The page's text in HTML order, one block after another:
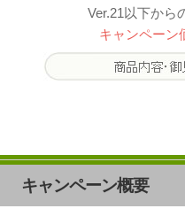
Ver.21以下から
キャンペーン
キャンペーン概要